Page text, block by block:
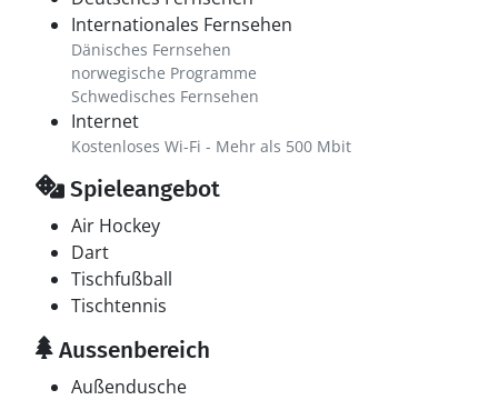
Internationales Fernsehen
Dänisches Fernsehen
norwegische Programme
Schwedisches Fernsehen
Internet
Kostenloses Wi-Fi - Mehr als 500 Mbit
Spieleangebot
Air Hockey
Dart
Tischfußball
Tischtennis
Aussenbereich
Außendusche